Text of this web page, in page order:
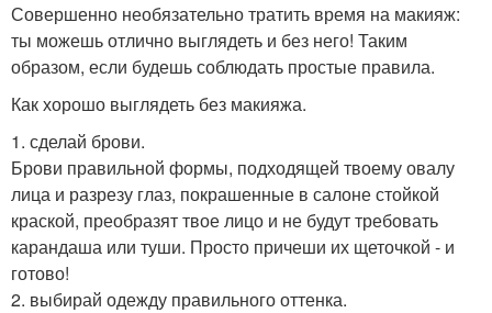
Совершенно необязательно тратить время на макияж:
ты можешь отлично выглядеть и без него! Таким
образом, если будешь соблюдать простые правила.
Как хорошо выглядеть без макияжа.
1. сделай брови.
Брови правильной формы, подходящей твоему овалу
лица и разрезу глаз, покрашенные в салоне стойкой
краской, преобразят твое лицо и не будут требовать
карандаша или туши. Просто причеши их щеточкой - и
готово!
2. выбирай одежду правильного оттенка.